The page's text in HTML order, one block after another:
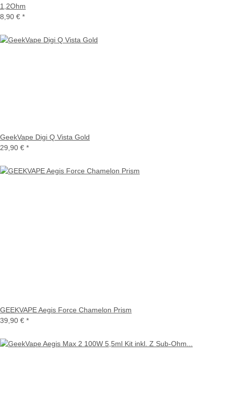
1,2Ohm
8,90 € *
GeekVape Digi Q Vista Gold
29,90 € *
GEEKVAPE Aegis Force Chamelon Prism
39,90 € *